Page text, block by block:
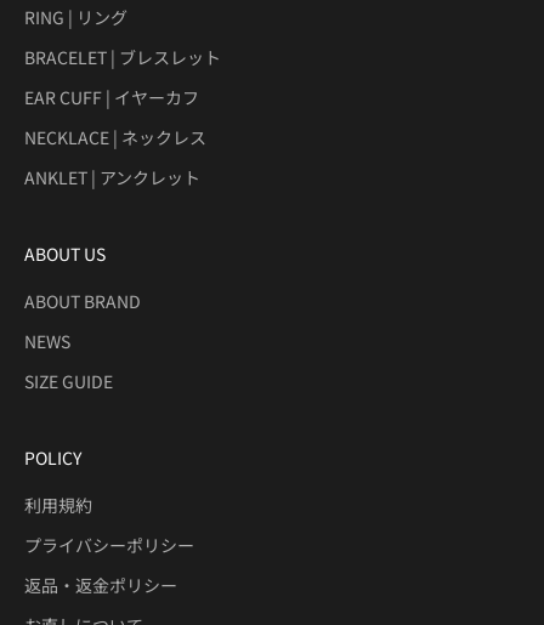
RING | リング
BRACELET | ブレスレット
EAR CUFF | イヤーカフ
NECKLACE | ネックレス
ANKLET | アンクレット
ABOUT US
ABOUT BRAND
NEWS
SIZE GUIDE
POLICY
利用規約
プライバシーポリシー
返品・返金ポリシー